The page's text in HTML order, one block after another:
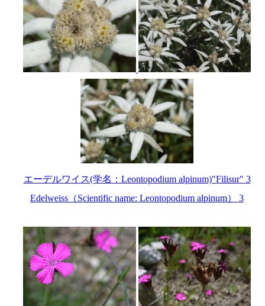
エーデルワイス(学名：Leontopodium alpinum)"Filisur" 3
Edelweiss（Scientific name: Leontopodium alpinum） 3